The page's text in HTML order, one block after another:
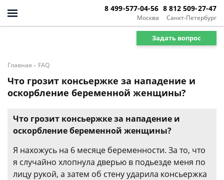
Москва
8 499-577-04-56
Санкт-Петербург
8 812 509-27-47
Задать вопрос
Главная - FAQ
Что грозит консьержке за нападение и
оскорбление беременной женщины?
Что грозит консьержке за нападение и
оскорбление беременной женщины?
Я нахожусь на 6 месяце беременности. За то, что
я случайно хлопнула дверью в подьезде меня по
лицу рукой, а затем об стену ударила консьержка